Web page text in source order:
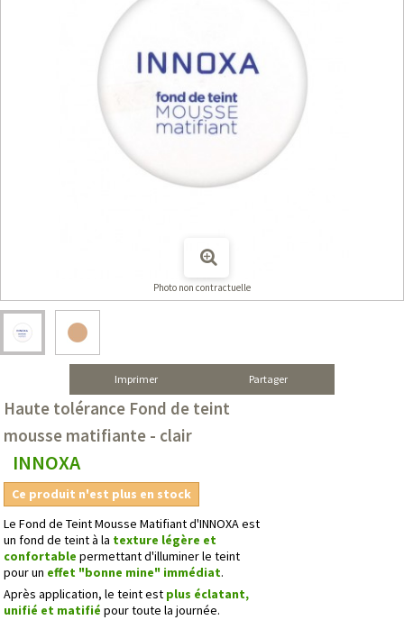
Photo non contractuelle
Imprimer Partager
Haute tolérance Fond de teint
mousse matifiante - clair
INNOXA
Ce produit n'est plus en stock
Le Fond de Teint Mousse Matifiant d'INNOXA est
un fond de teint à la texture légère et
confortable permettant d'illuminer le teint
pour un effet "bonne mine" immédiat.
Après application, le teint est plus éclatant,
unifié et matifié pour toute la journée.